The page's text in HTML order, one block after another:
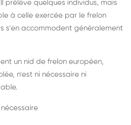
prélève quelques individus, mais
à celle exercée par le frelon
s'en accommodent généralement
un nid de frelon européen,
n'est ni nécessaire ni